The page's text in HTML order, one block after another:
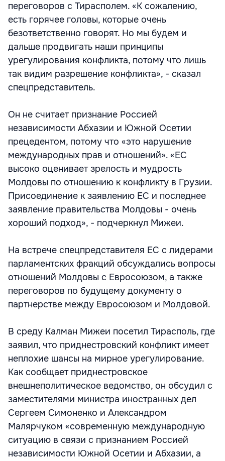
переговоров с Тирасполем. «К сожалению,
есть горячее головы, которые очень
безответственно говорят. Но мы будем и
дальше продвигать наши принципы
урегулирования конфликта, потому что лишь
так видим разрешение конфликта», - сказал
спецпредставитель.
Он не считает признание Россией
независимости Абхазии и Южной Осетии
прецедентом, потому что «это нарушение
международных прав и отношений». «ЕС
высоко оценивает зрелость и мудрость
Молдовы по отношению к конфликту в Грузии.
Присоединение к заявлению ЕС и последнее
заявление правительства Молдовы - очень
хороший подход», - подчеркнул Мижеи.
На встрече спецпредставителя ЕС с лидерами
парламентских фракций обсуждались вопросы
отношений Молдовы с Евросоюзом, а также
переговоров по будущему документу о
партнерстве между Евросоюзом и Молдовой.
В среду Калман Мижеи посетил Тирасполь, где
заявил, что приднестровский конфликт имеет
неплохие шансы на мирное урегулирование.
Как сообщает приднестровское
внешнеполитическое ведомство, он обсудил с
заместителями министра иностранных дел
Сергеем Симоненко и Александром
Малярчуком «современную международную
ситуацию в связи с признанием Россией
независимости Южной Осетии и Абхазии, а